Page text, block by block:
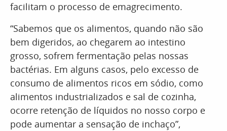
facilitam o processo de emagrecimento.
“Sabemos que os alimentos, quando não são
bem digeridos, ao chegarem ao intestino
grosso, sofrem fermentação pelas nossas
bactérias. Em alguns casos, pelo excesso de
consumo de alimentos ricos em sódio, como
alimentos industrializados e sal de cozinha,
ocorre retenção de líquidos no nosso corpo e
pode aumentar a sensação de inchaço”,